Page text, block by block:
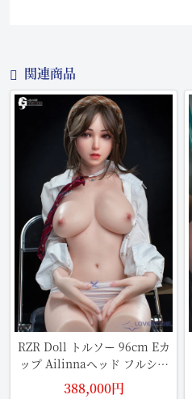
関連商品
RZR Doll トルソー 96cm Eカ
ップ Ailinnaヘッド フルシリ
コン製ラブドール
388,000円